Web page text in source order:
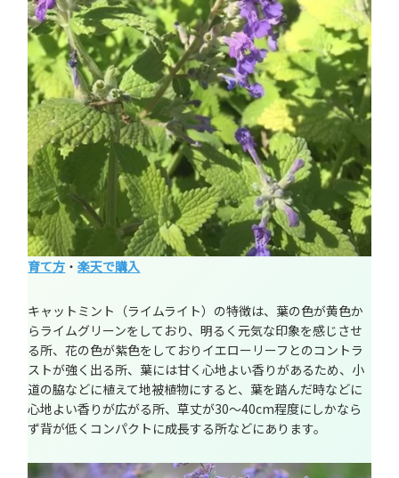
育て方 ・楽天で購入
キャットミント（ライムライト）の特徴は、葉の色が黄色か
らライムグリーンをしており、明るく元気な印象を感じさせ
る所、花の色が紫色をしておりイエローリーフとのコントラ
ストが強く出る所、葉には甘く心地よい香りがあるため、小
道の脇などに植えて地被植物にすると、葉を踏んだ時などに
心地よい香りが広がる所、草丈が30～40cm程度にしかなら
ず背が低くコンパクトに成長する所などにあります。